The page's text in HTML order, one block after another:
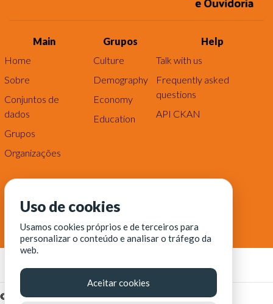
Main
Home
Sobre
Conjuntos de
dados
Grupos
Organizações
Grupos
Culture
Demography
Economy
Education
Help
Talk with us
Frequently asked
questions
API CKAN
© Fortaleza Digital || CITINOVA - Fundação de Ciência,
Uso de cookies
Usamos cookies próprios e de terceiros para
personalizar o conteúdo e analisar o tráfego da
web.
Aceitar cookies